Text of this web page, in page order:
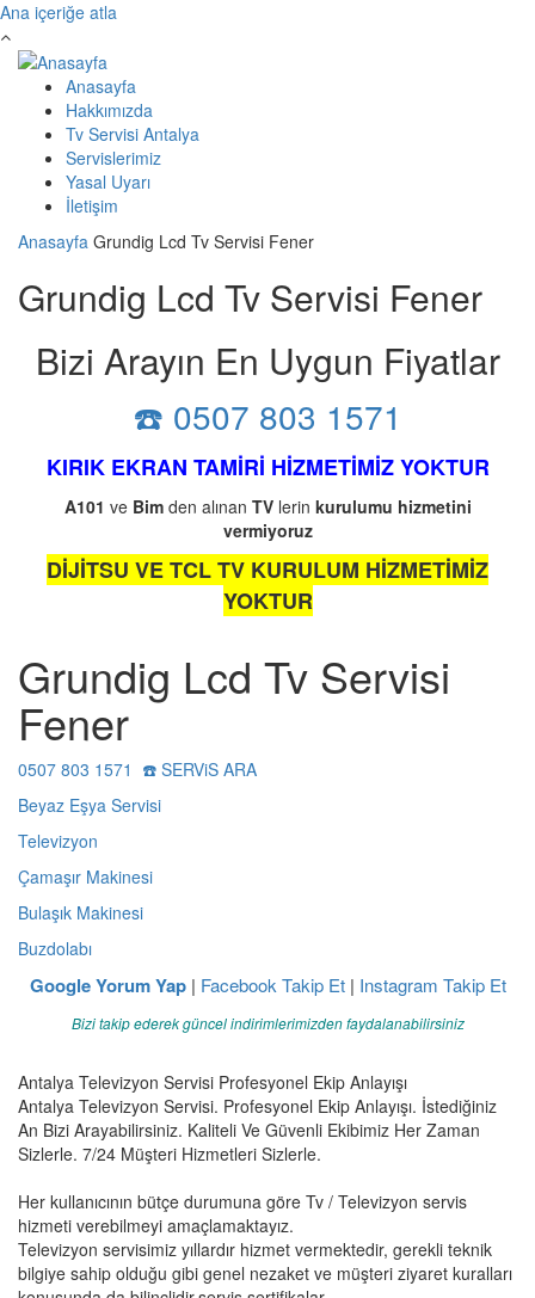
Ana içeriğe atla
Anasayfa
Hakkımızda
Tv Servisi Antalya
Servislerimiz
Yasal Uyarı
İletişim
Anasayfa Grundig Lcd Tv Servisi Fener
Grundig Lcd Tv Servisi Fener
Bizi Arayın En Uygun Fiyatlar
☎️ 0507 803 1571
KIRIK EKRAN TAMİRİ HİZMETİMİZ YOKTUR
A101 ve Bimden alınan TVlerin kurulumu hizmetini
vermiyoruz
DİJİTSU VE TCL TV KURULUM HİZMETİMİZ
YOKTUR
Grundig Lcd Tv Servisi
Fener
0507 803 1571 ☎️ SERViS ARA
Beyaz Eşya Servisi
Televizyon
Çamaşır Makinesi
Bulaşık Makinesi
Buzdolabı
Google Yorum Yap| Facebook Takip Et| Instagram Takip Et
Bizi takip ederek güncel indirimlerimizden faydalanabilirsiniz
Antalya Televizyon Servisi Profesyonel Ekip Anlayışı
Antalya Televizyon Servisi. Profesyonel Ekip Anlayışı. İstediğiniz
An Bizi Arayabilirsiniz. Kaliteli Ve Güvenli Ekibimiz Her Zaman
Sizlerle. 7/24 Müşteri Hizmetleri Sizlerle.
Her kullanıcının bütçe durumuna göre Tv / Televizyon servis
hizmeti verebilmeyi amaçlamaktayız.
Televizyon servisimiz yıllardır hizmet vermektedir, gerekli teknik
bilgiye sahip olduğu gibi genel nezaket ve müşteri ziyaret kuralları